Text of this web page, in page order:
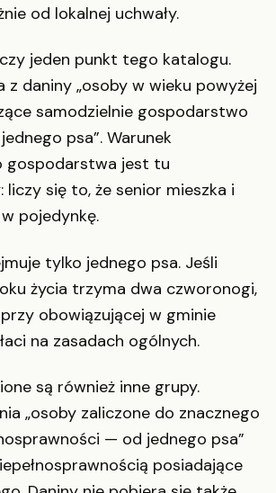
od lokalnej uchwały.
jeden punkt tego katalogu.
z daniny „osoby w wieku powyżej
samodzielnie gospodarstwo
psa”. Warunek
gospodarstwa jest tu
się to, że senior mieszka i
pojedynkę.
tylko jednego psa. Jeśli
życia trzyma dwa czworonogi,
obowiązującej w gminie
na zasadach ogólnych.
są również inne grupy.
„osoby zaliczone do znacznego
— od jednego psa”
posiadające